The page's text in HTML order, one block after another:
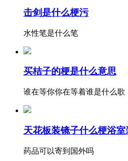
击剑是什么梗污
水性笔是什么笔
买桔子的梗是什么意思
谁在等你你在等着谁是什么歌
天花板装镜子什么梗浴室
药品可以寄到国外吗